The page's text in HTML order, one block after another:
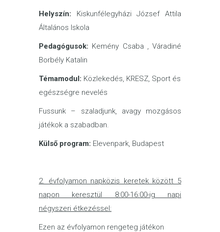
Helyszín: Kiskunfélegyházi József Attila
Általános Iskola
Pedagógusok: Kemény Csaba , Váradiné
Borbély Katalin
Témamodul: Közlekedés, KRESZ, Sport és
egészségre nevelés
Fussunk – szaladjunk, avagy mozgásos
játékok a szabadban.
Külső program: Elevenpark, Budapest
2. évfolyamon napközis keretek között 5
napon keresztül 8:00-16:00-ig napi
négyszeri étkezéssel:
Ezen az évfolyamon rengeteg játékon